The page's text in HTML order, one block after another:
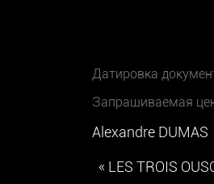
Датировка
Запрашиваемая
Alexandre DUMAS
« LES TROIS